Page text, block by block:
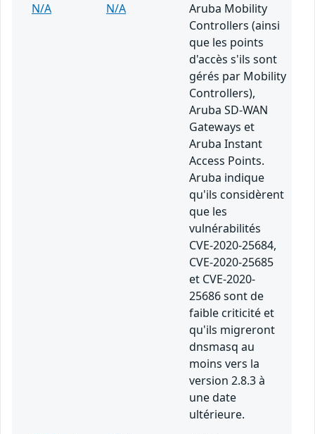
N/A N/A
Aruba Mobility
Controllers (ainsi
que les points
d'accès s'ils sont
gérés par Mobility
Controllers),
Aruba SD-WAN
Gateways et
Aruba Instant
Access Points.
Aruba indique
qu'ils considèrent
que les
vulnérabilités
CVE-2020-25684,
CVE-2020-25685
et CVE-2020-
25686 sont de
faible criticité et
qu'ils migreront
dnsmasq au
moins vers la
version 2.8.3 à
une date
ultérieure.